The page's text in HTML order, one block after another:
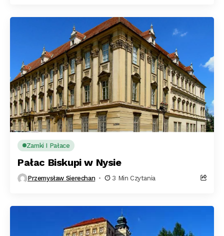
Zamki I Pałace
Pałac Biskupi w Nysie
Przemysław Sierechan 3 Min Czytania